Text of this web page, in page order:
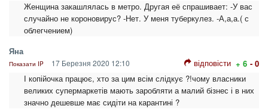
Женщина закашлялась в метро. Другая её спрашивает: -У вас
случайно не короновирус? -Нет. У меня туберкулез. -А,а,а.( с
облегчением)
Яна
Показати IP 17 Березня 2020 12:10 відповісти + 6 - 0
І копійочка працює, хто за цим всім слідкує ?!чому власники
великих супермаркетів мають заробляти а малий бізнес і в них
значно дешевше має сидіти на карантині ?